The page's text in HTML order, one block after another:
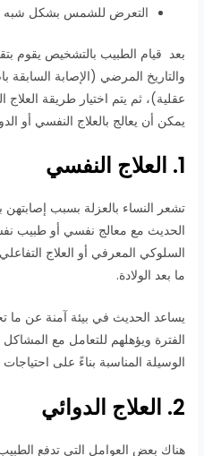
التعرض للشمس بشكل شبه
بعد قيام الطبيب بالتشخيص يقوم
والتاريخ المرضي (الإصابة
عقلية)، ثم يتم اختيار طريقة العلاج
يمكن أن يعالج بالعلاج النفسي أو
1. العلاج النفسي
تشعر النساء بالعزلة بسبب إصابتهن
الحديث مع معالج نفسي أو طبيب
السلوكي المعرفي أو العلاج
ما بعد الولادة.
يساعد الحديث في بيئة آمنة عن ما
الفترة ويؤهلهم للتعامل مع
الوسيلة المناسبة بناءً على
2. العلاج الدوائي
هناك بعض العوامل التي تدفع